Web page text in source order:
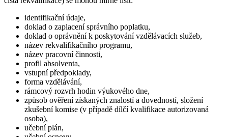
identifikační údaje,
doklad o zaplacení správního poplatku,
doklad o oprávnění k poskytování vzdělávacích služeb,
název rekvalifikačního programu,
název pracovní činnosti,
profil absolventa,
vstupní předpoklady,
forma vzdělávání,
rámcový rozvrh hodin výukového dne,
způsob ověření získaných znalostí a dovedností, složení
zkušební komise (v případě dílčí kvalifikace autorizovaná
osoba),
učební plán,